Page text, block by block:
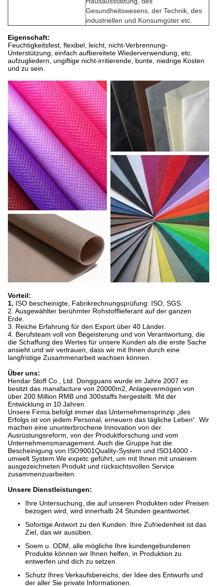
Gesundheitswesens, der Technik, des
industriellen und Konsumgüter etc.
Eigenschaft:
Feuchtigkeitsfest, flexibel, leicht, nicht-Verbrennung-
Unterstützung, einfach aufbereitete Wiederverwendung, etc.
aufzugliedern, ungiftige nicht-irritierende, bunte, niedrige Kosten
und zu sein.
Vorteil:
1. ISO bescheinigte, Fabrikrechnungsprüfung: ISO, SGS.
2. Ausgewählter berühmter Rohstofflieferant auf der ganzen
Erde.
3. Reiche Erfahrung für den Export über 40 Länder.
4. Berufsteam voll von Begeisterung und von Verantwortung, die
die Schaffung des Wertes für unsere Kunden als die erste Sache
ansieht und wir vertrauen, dass wir mit Ihnen durch eine
langfristige Zusammenarbeit wachsen können.
Über uns:
Hendar Stoff Co., Ltd. Dongguans wurde im Jahre 2007 es
besitzt das manafacture von 20000m2, Anlagevermögen von
über 200 Million RMB und 300staffs hergestellt. Mit der
Entwicklung in 10 Jahren.
Unsere Firma befolgt immer das Unternehmensprinzip „des
Erfolgs ist von jedem Personal, erneuern das tägliche Leben“. Wir
machen eine ununterbrochene Innovation von der
Ausrüstungsreform, von der Produktforschung und vom
Unternehmensmanagement. Auch die Gruppe hat die
Bescheinigung von ISO9001Quality-System und ISO14000 -
umwelt System.We expetc geführt, um mit Ihnen mit unserem
ausgezeichneten Produkt und rücksichtsvollen Service
zusammenzuarbeiten.
Unsere Dienstleistungen:
Ihre Untersuchung, die auf unseren Produkten oder Preisen
bezogen wird, wird innerhalb 24 Stunden geantwortet.
Sofortige Antwort zu den Kunden: Ihre Zufriedenheit ist das
Ziel, das wir ausüben.
Soem u. ODM, alle mögliche Ihre kundengebundenen
Produkte können wir Ihnen helfen, in Produktion zu
entwerfen und dich zu setzen.
Schutz Ihres Verkaufsbereichs, der Idee des Entwurfs und
der aller Sie private Informationen.